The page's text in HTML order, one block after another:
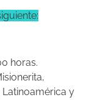
horas.
y